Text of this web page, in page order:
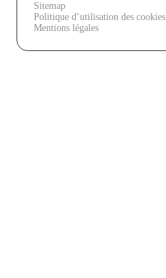
Sitemap
Politique d’utilisation des cookies
Mentions légales